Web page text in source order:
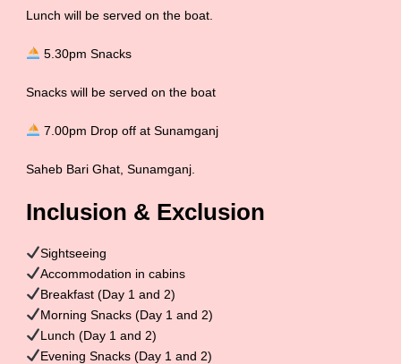
Lunch will be served on the boat.
5.30pm Snacks
Snacks will be served on the boat
7.00pm Drop off at Sunamganj
Saheb Bari Ghat, Sunamganj.
Inclusion & Exclusion
Sightseeing
Accommodation in cabins
Breakfast (Day 1 and 2)
Morning Snacks (Day 1 and 2)
Lunch (Day 1 and 2)
Evening Snacks (Day 1 and 2)